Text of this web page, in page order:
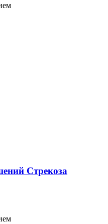
Стрекоза